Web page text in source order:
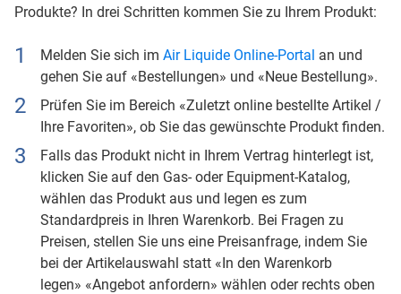
Produkte? In drei Schritten kommen Sie zu Ihrem Produkt:
Melden Sie sich im Air Liquide Online-Portal an und
gehen Sie auf «Bestellungen» und «Neue Bestellung».
Prüfen Sie im Bereich «Zuletzt online bestellte Artikel /
Ihre Favoriten», ob Sie das gewünschte Produkt finden.
Falls das Produkt nicht in Ihrem Vertrag hinterlegt ist,
klicken Sie auf den Gas- oder Equipment-Katalog,
wählen das Produkt aus und legen es zum
Standardpreis in Ihren Warenkorb. Bei Fragen zu
Preisen, stellen Sie uns eine Preisanfrage, indem Sie
bei der Artikelauswahl statt «In den Warenkorb
legen» «Angebot anfordern» wählen oder rechts oben